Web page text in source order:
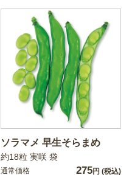
ソラマメ 早生そらまめ
約18粒 実咲 袋
通常価格 275円 (税込)